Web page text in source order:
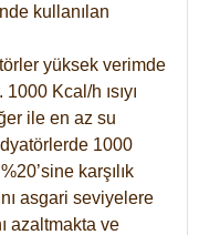
kullanılan
yüksek verimde
Kcal/h ısıyı
ile en az su
1000
karşılık
asgari seviyelere
azaltmakta ve